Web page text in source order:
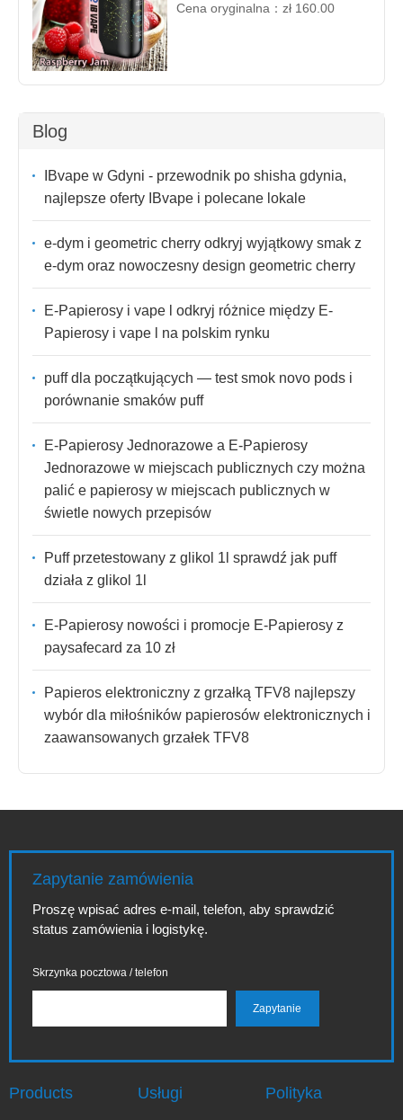
Cena oryginalna：zł 160.00
Blog
IBvape w Gdyni - przewodnik po shisha gdynia,
najlepsze oferty IBvape i polecane lokale
e-dym i geometric cherry odkryj wyjątkowy smak z
e-dym oraz nowoczesny design geometric cherry
E-Papierosy i vape l odkryj różnice między E-
Papierosy i vape l na polskim rynku
puff dla początkujących — test smok novo pods i
porównanie smaków puff
E-Papierosy Jednorazowe a E-Papierosy
Jednorazowe w miejscach publicznych czy można
palić e papierosy w miejscach publicznych w
świetle nowych przepisów
Puff przetestowany z glikol 1l sprawdź jak puff
działa z glikol 1l
E-Papierosy nowości i promocje E-Papierosy z
paysafecard za 10 zł
Papieros elektroniczny z grzałką TFV8 najlepszy
wybór dla miłośników papierosów elektronicznych i
zaawansowanych grzałek TFV8
Zapytanie zamówienia
Proszę wpisać adres e-mail, telefon, aby sprawdzić
status zamówienia i logistykę.
Skrzynka pocztowa / telefon
Products Usługi Polityka